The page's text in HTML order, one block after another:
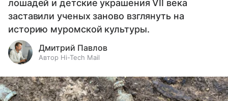
лошадей и детские украшения VII века
заставили ученых заново взглянуть на
историю муромской культуры.
Дмитрий Павлов
Автор Hi-Tech Mail